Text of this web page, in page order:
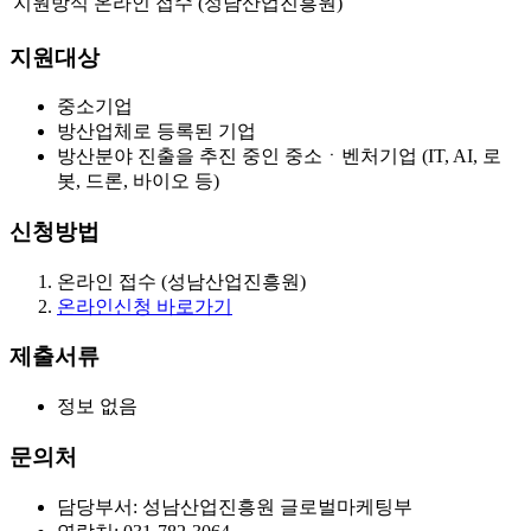
지원대상
중소기업
방산업체로 등록된 기업
방산분야 진출을 추진 중인 중소ㆍ벤처기업 (IT, AI, 로
봇, 드론, 바이오 등)
신청방법
온라인 접수 (성남산업진흥원)
온라인신청 바로가기
제출서류
정보 없음
문의처
담당부서: 성남산업진흥원 글로벌마케팅부